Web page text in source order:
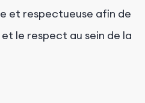
et respectueuse afin de
le respect au sein de la